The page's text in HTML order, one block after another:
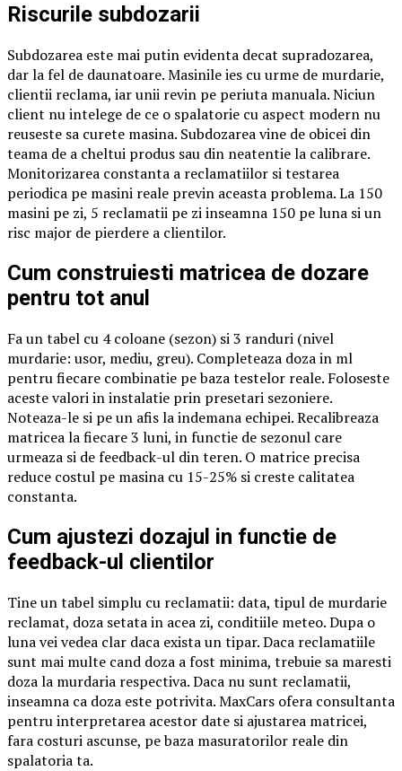
Riscurile subdozarii
Subdozarea este mai putin evidenta decat supradozarea,
dar la fel de daunatoare. Masinile ies cu urme de murdarie,
clientii reclama, iar unii revin pe periuta manuala. Niciun
client nu intelege de ce o spalatorie cu aspect modern nu
reuseste sa curete masina. Subdozarea vine de obicei din
teama de a cheltui produs sau din neatentie la calibrare.
Monitorizarea constanta a reclamatiilor si testarea
periodica pe masini reale previn aceasta problema. La 150
masini pe zi, 5 reclamatii pe zi inseamna 150 pe luna si un
risc major de pierdere a clientilor.
Cum construiesti matricea de dozare
pentru tot anul
Fa un tabel cu 4 coloane (sezon) si 3 randuri (nivel
murdarie: usor, mediu, greu). Completeaza doza in ml
pentru fiecare combinatie pe baza testelor reale. Foloseste
aceste valori in instalatie prin presetari sezoniere.
Noteaza-le si pe un afis la indemana echipei. Recalibreaza
matricea la fiecare 3 luni, in functie de sezonul care
urmeaza si de feedback-ul din teren. O matrice precisa
reduce costul pe masina cu 15-25% si creste calitatea
constanta.
Cum ajustezi dozajul in functie de
feedback-ul clientilor
Tine un tabel simplu cu reclamatii: data, tipul de murdarie
reclamat, doza setata in acea zi, conditiile meteo. Dupa o
luna vei vedea clar daca exista un tipar. Daca reclamatiile
sunt mai multe cand doza a fost minima, trebuie sa maresti
doza la murdaria respectiva. Daca nu sunt reclamatii,
inseamna ca doza este potrivita. MaxCars ofera consultanta
pentru interpretarea acestor date si ajustarea matricei,
fara costuri ascunse, pe baza masuratorilor reale din
spalatoria ta.